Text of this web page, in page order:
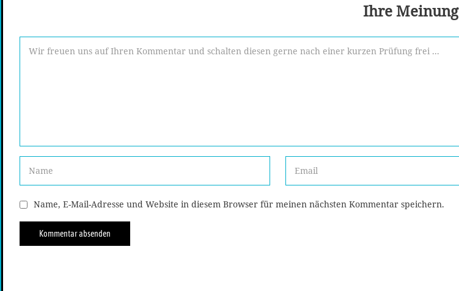
Ihre Meinung
Name, E-Mail-Adresse und Website in diesem Browser für meinen nächsten Kommentar speichern.